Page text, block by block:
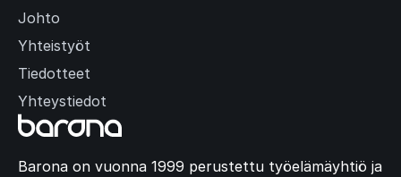
Barona on vuonna 1999 perustettu työelämäyhtiö ja
Johto
Yhteistyöt
Tiedotteet
Yhteystiedot